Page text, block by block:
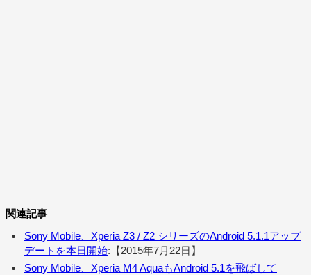
関連記事
Sony Mobile、Xperia Z3 / Z2 シリーズのAndroid 5.1.1アップ
デートを本日開始:【2015年7月22日】
Sony Mobile、Xperia M4 AquaもAndroid 5.1を飛ばして